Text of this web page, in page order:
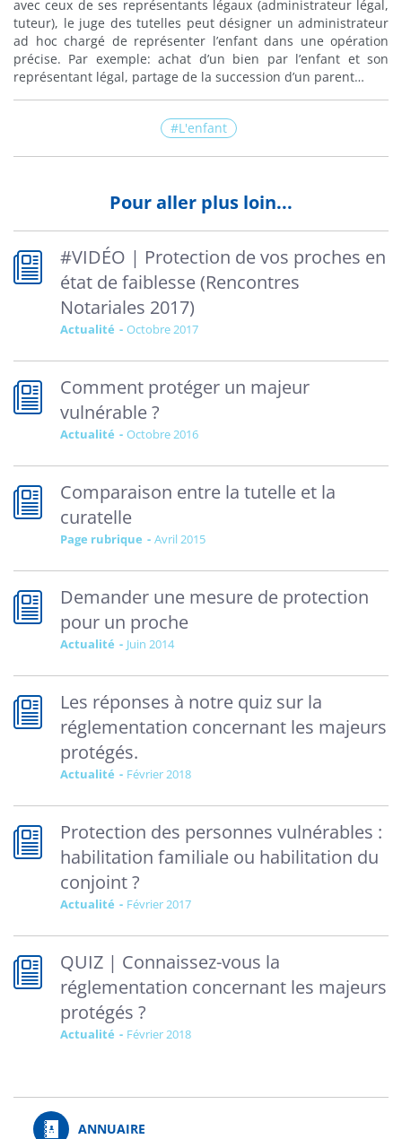
avec ceux de ses représentants légaux (administrateur légal,
tuteur), le juge des tutelles peut désigner un administrateur
ad hoc chargé de représenter l’enfant dans une opération
précise. Par exemple: achat d’un bien par l’enfant et son
représentant légal, partage de la succession d’un parent…
L'enfant
Pour aller plus loin...
#VIDÉO | Protection de vos proches en
état de faiblesse (Rencontres
Notariales 2017)
Actualité octobre 2017
Comment protéger un majeur
vulnérable ?
Actualité octobre 2016
Comparaison entre la tutelle et la
curatelle
Page rubrique avril 2015
Demander une mesure de protection
pour un proche
Actualité juin 2014
Les réponses à notre quiz sur la
réglementation concernant les majeurs
protégés.
Actualité février 2018
Protection des personnes vulnérables :
habilitation familiale ou habilitation du
conjoint ?
Actualité février 2017
QUIZ | Connaissez-vous la
réglementation concernant les majeurs
protégés ?
Actualité février 2018
ANNUAIRE